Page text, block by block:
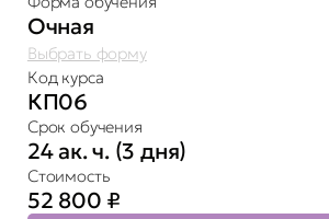
Очная
Выбрать форму
Код курса
КП06
Срок обучения
24 ак. ч. (3 дня)
Стоимость
52 800 ₽